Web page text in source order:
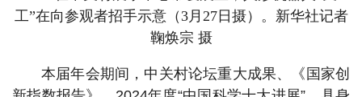
工”在向参观者招手示意（3月27日摄）。新华社记者
鞠焕宗 摄
本届年会期间，中关村论坛重大成果、《国家创